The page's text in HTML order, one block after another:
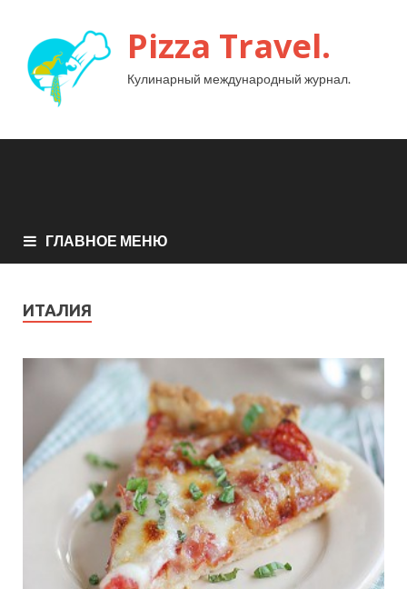
Pizza Travel.
Кулинарный международный журнал.
ГЛАВНОЕ МЕНЮ
ИТАЛИЯ